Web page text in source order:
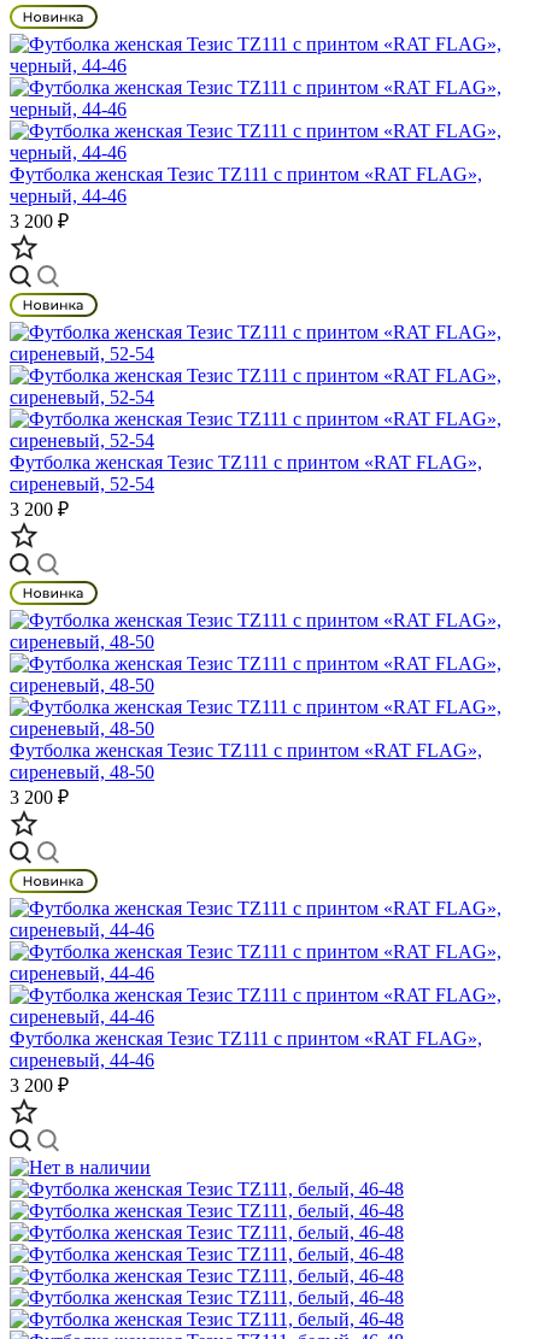
Футболка женская Тезис TZ111 с принтом «RAT FLAG»,
черный, 44-46
3 200 ₽
Футболка женская Тезис TZ111 с принтом «RAT FLAG»,
сиреневый, 52-54
3 200 ₽
Футболка женская Тезис TZ111 с принтом «RAT FLAG»,
сиреневый, 48-50
3 200 ₽
Футболка женская Тезис TZ111 с принтом «RAT FLAG»,
сиреневый, 44-46
3 200 ₽